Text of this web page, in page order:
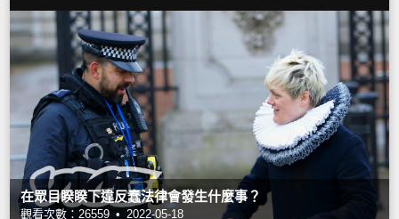
在眾目睽睽下違反蠢法律會發生什麼事？
觀看次數：26559 • 2022-05-18